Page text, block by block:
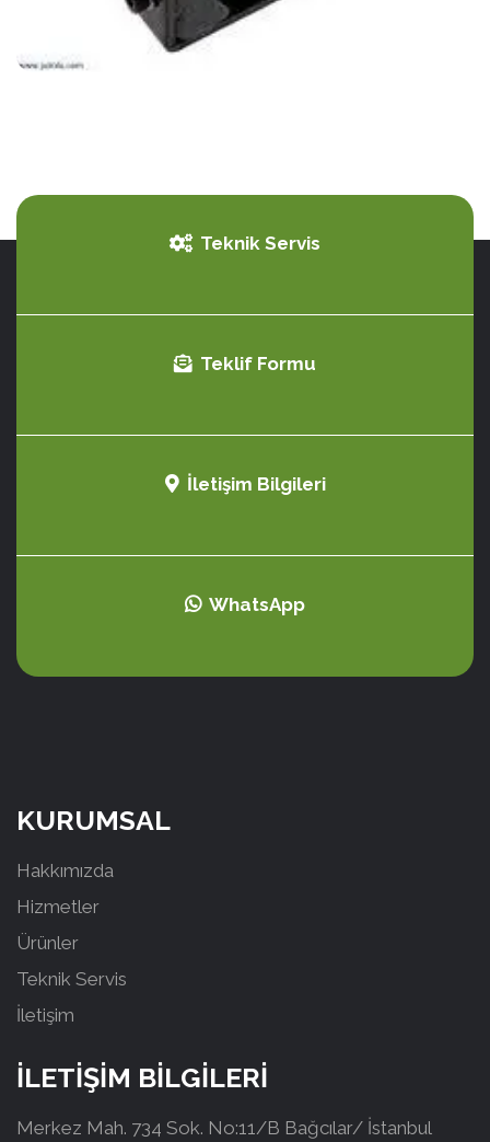
Teknik Servis
Teklif Formu
İletişim Bilgileri
WhatsApp
KURUMSAL
Hakkımızda
Hizmetler
Ürünler
Teknik Servis
İletişim
İLETİŞİM BİLGİLERİ
Merkez Mah. 734 Sok. No:11/B Bağcılar/ İstanbul